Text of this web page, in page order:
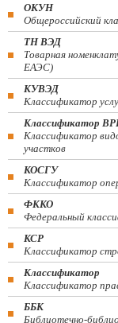
ОКУН
Общероссийский
ТН ВЭД
Товарная
ЕАЭС)
КУВЭД
Классификатор
Классификатор
Классификатор
участков
КОСГУ
Классификатор
ФККО
Федеральный
КСР
Классификатор
Классификатор
Классификатор
ББК
Библиотечно-